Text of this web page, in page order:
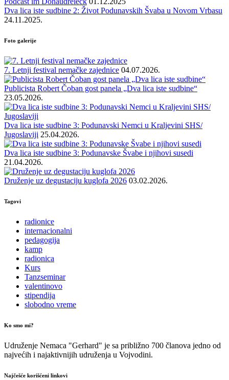
Dva lica iste sudbine 2: Život Podunavskih Švaba u Novom Vrbasu
24.11.2025.
Foto galerije
7. Letnji festival nemačke zajednice 04.07.2026.
Publicista Robert Čoban gost panela „Dva lica iste sudbine“
23.05.2026.
Dva lica iste sudbine 3: Podunavski Nemci u Kraljevini SHS/
Jugoslaviji 25.04.2026.
Dva lica iste sudbine 3: Podunavske Švabe i njihovi susedi
21.04.2026.
Druženje uz degustaciju kuglofa 2026 03.02.2026.
Tagovi
radionice
internacionalni
pedagogija
kamp
radionica
Kurs
Tanzseminar
valentinovo
stipendija
slobodno vreme
Ko smo mi?
Udruženje Nemaca "Gerhard" je sa približno 700 članova jedno od
najvećih i najaktivnijih udruženja u Vojvodini.
Najčešće korišćeni linkovi